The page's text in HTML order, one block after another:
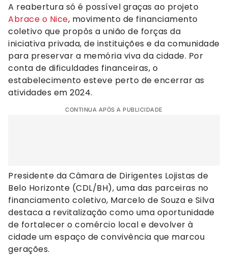
A reabertura só é possível graças ao projeto
Abrace o Nice, movimento de financiamento
coletivo que propôs a união de forças da
iniciativa privada, de instituições e da comunidade
para preservar a memória viva da cidade. Por
conta de dificuldades financeiras, o
estabelecimento esteve perto de encerrar as
atividades em 2024.
CONTINUA APÓS A PUBLICIDADE
Presidente da Câmara de Dirigentes Lojistas de
Belo Horizonte (CDL/BH), uma das parceiras no
financiamento coletivo, Marcelo de Souza e Silva
destaca a revitalização como uma oportunidade
de fortalecer o comércio local e devolver à
cidade um espaço de convivência que marcou
gerações.